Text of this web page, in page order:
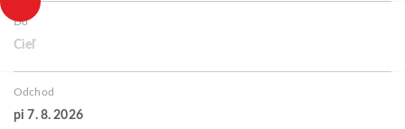
Do
Cieľ
Odchod
pi 7. 8. 2026